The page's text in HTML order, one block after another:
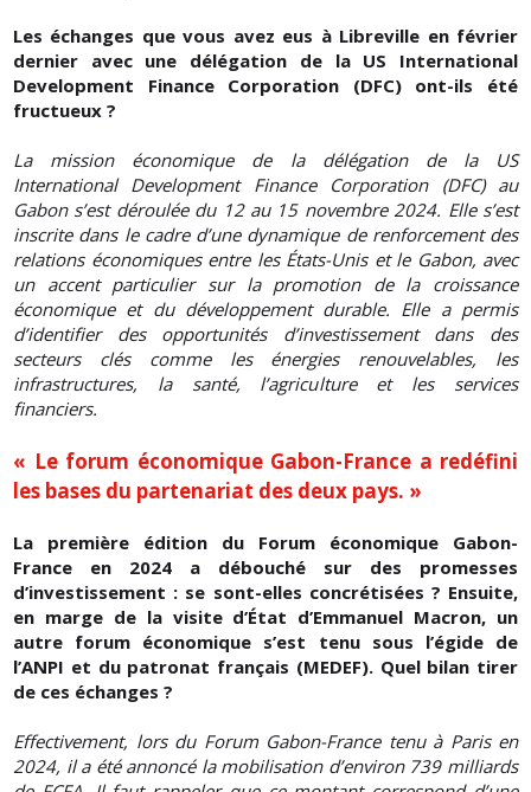
Les échanges que vous avez eus à Libreville en février
dernier avec une délégation de la US International
Development Finance Corporation (DFC) ont-ils été
fructueux ?
La mission économique de la délégation de la US
International Development Finance Corporation (DFC) au
Gabon s’est déroulée du 12 au 15 novembre 2024. Elle s’est
inscrite dans le cadre d’une dynamique de renforcement des
relations économiques entre les États-Unis et le Gabon, avec
un accent particulier sur la promotion de la croissance
économique et du développement durable. Elle a permis
d’identifier des opportunités d’investissement dans des
secteurs clés comme les énergies renouvelables, les
infrastructures, la santé, l’agriculture et les services
financiers.
« Le forum économique Gabon-France a redéfini
les bases du partenariat des deux pays. »
La première édition du Forum économique Gabon-
France en 2024 a débouché sur des promesses
d’investissement : se sont-elles concrétisées ? Ensuite,
en marge de la visite d’État d’Emmanuel Macron, un
autre forum économique s’est tenu sous l’égide de
l’ANPI et du patronat français (MEDEF). Quel bilan tirer
de ces échanges ?
Effectivement, lors du Forum Gabon-France tenu à Paris en
2024, il a été annoncé la mobilisation d’environ 739 milliards